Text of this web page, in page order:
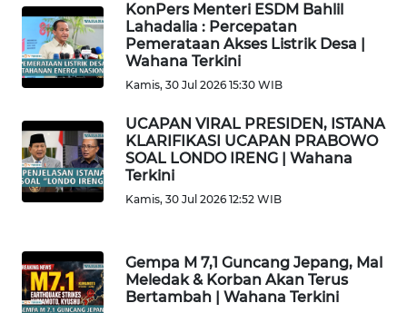
KonPers Menteri ESDM Bahlil
Lahadalia : Percepatan
Pemerataan Akses Listrik Desa |
Wahana Terkini
Kamis, 30 Jul 2026 15:30 WIB
UCAPAN VIRAL PRESIDEN, ISTANA
KLARIFIKASI UCAPAN PRABOWO
SOAL LONDO IRENG | Wahana
Terkini
Kamis, 30 Jul 2026 12:52 WIB
Gempa M 7,1 Guncang Jepang, Mal
Meledak & Korban Akan Terus
Bertambah | Wahana Terkini
WN
SUMSEL
WN
WN
LAMPUNG
WN
NUSANTARA